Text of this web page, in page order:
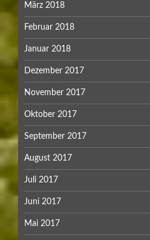
März 2018
Februar 2018
Januar 2018
Dezember 2017
November 2017
Oktober 2017
September 2017
August 2017
Juli 2017
Juni 2017
Mai 2017